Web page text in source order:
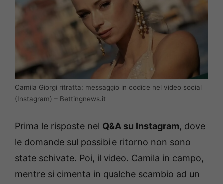
Camila Giorgi ritratta: messaggio in codice nel video social
(Instagram) – Bettingnews.it
Prima le risposte nel Q&A su Instagram, dove
le domande sul possibile ritorno non sono
state schivate. Poi, il video. Camila in campo,
mentre si cimenta in qualche scambio ad un